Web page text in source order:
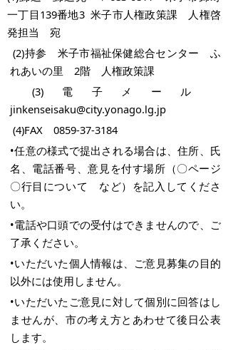
一丁目139番地3 米子市人権政策課 人権啓
発担当 宛
(2)持参 米子市福祉保健総合センター ふ
れあいの里 2階 人権政策課
(3)電子メール
jinkenseisaku@city.yonago.lg.jp
(4)FAX 0859-37-3184
•任意の様式で提出される場合は、住所、氏
名、電話番号、意見を付す場所（〇ページ
〇行目について など）を記入してくださ
い。
•電話や口頭での受付はできませんので、ご
了承ください。
•いただいた個人情報は、ご意見募集の目的
以外には使用しません。
•いただいたご意見に対して個別に回答はし
ませんが、市の考え方とあわせて後日公表
します。